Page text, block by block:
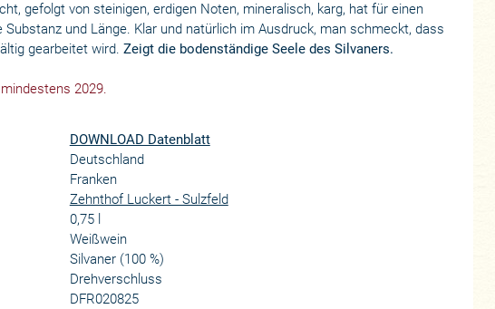
gefolgt von steinigen, erdigen Noten, mineralisch, karg, hat für einen
Substanz und Länge. Klar und natürlich im Ausdruck, man schmeckt, dass
gearbeitet wird.Zeigt die bodenständige Seele des Silvaners.
2029.
DOWNLOAD Datenblatt
Deutschland
Franken
Zehnthof Luckert - Sulzfeld
0,75 l
Weißwein
Silvaner (100 %)
Drehverschluss
DFR020825